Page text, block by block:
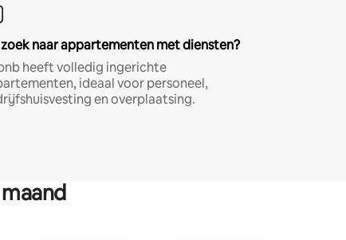
naar appartementen met diensten?
heeft volledig ingerichte
ideaal voor personeel,
en overplaatsing.